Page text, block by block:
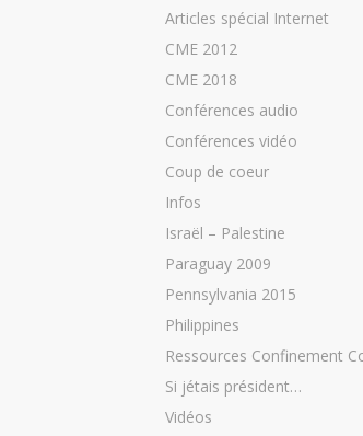
Articles spécial Internet
CME 2012
CME 2018
Conférences audio
Conférences vidéo
Coup de coeur
Infos
Israël – Palestine
Paraguay 2009
Pennsylvania 2015
Philippines
Ressources Confinement
Si jétais président…
Vidéos